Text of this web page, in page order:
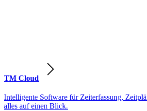
TM Cloud
Intelligente Software für Zeiterfassung,
alles auf einen Blick.